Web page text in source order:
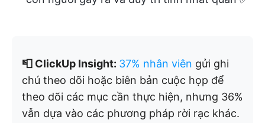
📮 ClickUp Insight: 37% nhân viên gửi ghi
chú theo dõi hoặc biên bản cuộc họp để
theo dõi các mục cần thực hiện, nhưng 36%
vẫn dựa vào các phương pháp rời rạc khác.